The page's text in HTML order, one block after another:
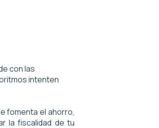
con las
intenten
fomenta el ahorro,
la fiscalidad de tu